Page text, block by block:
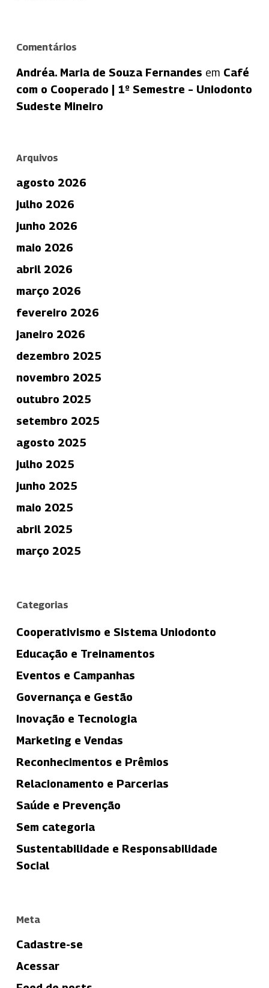
Comentários
Andréa. Maria de Souza Fernandes em Café
com o Cooperado | 1º Semestre – Uniodonto
Sudeste Mineiro
Arquivos
agosto 2026
julho 2026
junho 2026
maio 2026
abril 2026
março 2026
fevereiro 2026
janeiro 2026
dezembro 2025
novembro 2025
outubro 2025
setembro 2025
agosto 2025
julho 2025
junho 2025
maio 2025
abril 2025
março 2025
Categorias
Cooperativismo e Sistema Uniodonto
Educação e Treinamentos
Eventos e Campanhas
Governança e Gestão
Inovação e Tecnologia
Marketing e Vendas
Reconhecimentos e Prêmios
Relacionamento e Parcerias
Saúde e Prevenção
Sem categoria
Sustentabilidade e Responsabilidade
Social
Meta
Cadastre-se
Acessar